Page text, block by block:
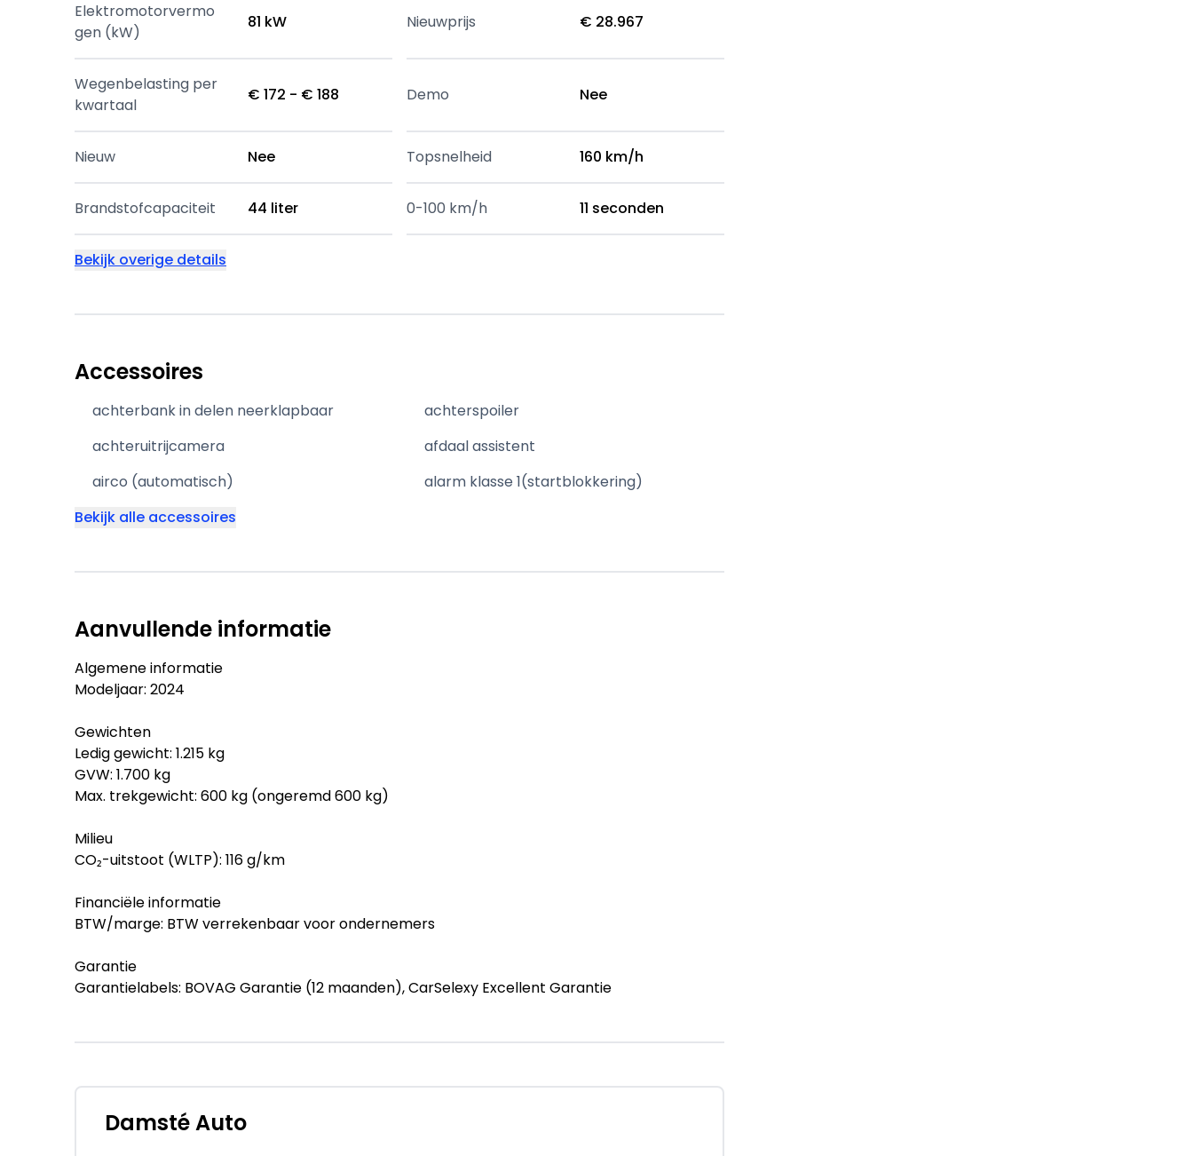
Elektromotorvermo
gen (kW)
81 kW Nieuwprijs € 28.967
Wegenbelasting per
kwartaal
€ 172 - € 188 Demo Nee
Nieuw Nee Topsnelheid 160 km/h
Brandstofcapaciteit 44 liter 0-100 km/h 11 seconden
Bekijk overige details
Accessoires
achterbank in delen neerklapbaar
achterspoiler
achteruitrijcamera
afdaal assistent
airco (automatisch)
alarm klasse 1(startblokkering)
Bekijk alle accessoires
Aanvullende informatie
Algemene informatie
Modeljaar: 2024
Gewichten
Ledig gewicht: 1.215 kg
GVW: 1.700 kg
Max. trekgewicht: 600 kg (ongeremd 600 kg)
Milieu
CO₂-uitstoot (WLTP): 116 g/km
Financiële informatie
BTW/marge: BTW verrekenbaar voor ondernemers
Garantie
Garantielabels: BOVAG Garantie (12 maanden), CarSelexy Excellent Garantie
Inbegrepen afleverpakket: Basis:
1. Onderhoudsbeurt volgens fabrieksschema*
2. BOVAG-Garantie
Damsté Auto